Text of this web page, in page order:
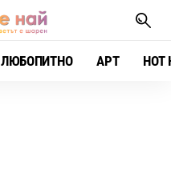
ЛЮБОПИТНО АРТ HOT